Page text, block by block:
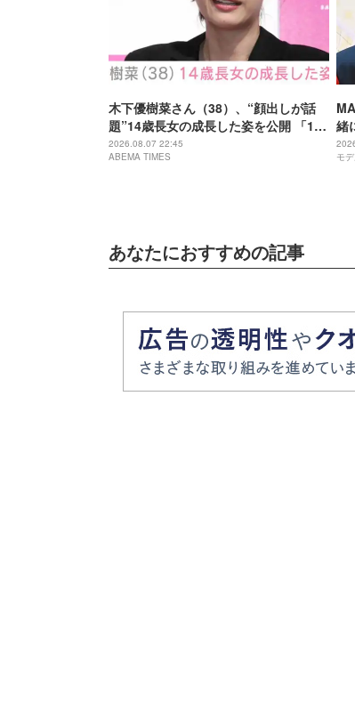
木下優樹菜さん（38）、“顔出しが話
題”14歳長女の成長した姿を公開 「14
歳とは思えぬオトナっぽさ」「優樹菜
ちゃんにそっくりすぎる」など反響
2026.08.07 22:45
ABEMA TIMES
緒
ー
モ
あなたにおすすめの記事